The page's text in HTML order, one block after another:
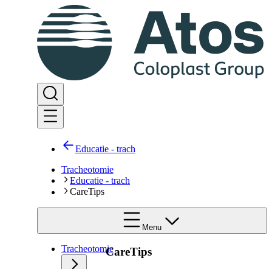
Educatie - trach
Tracheotomie
Educatie - trach
CareTips
Menu
TracheotomieCareTips